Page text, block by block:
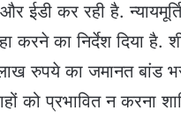
ईडी कर रही है.
करने का निर्देश दिया है.
रुपये का जमानत बांड
को प्रभावित न करना